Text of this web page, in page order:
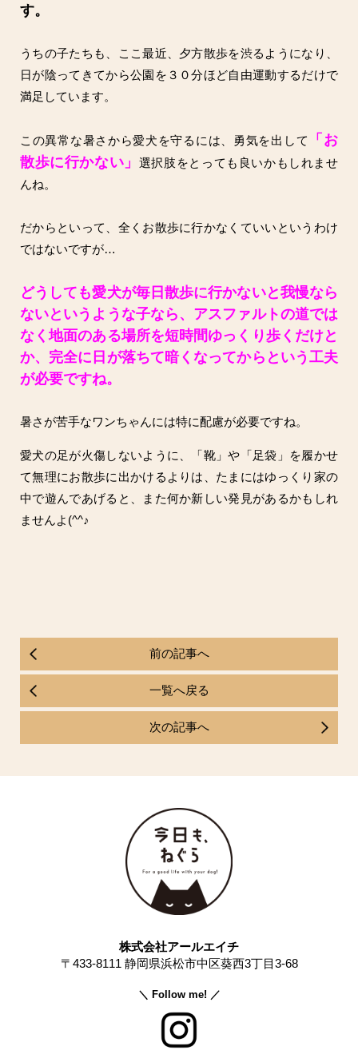
す。
うちの子たちも、ここ最近、夕方散歩を渋るようになり、
日が陰ってきてから公園を３０分ほど自由運動するだけで
満足しています。
この異常な暑さから愛犬を守るには、勇気を出して
「お
散歩に行かない」
選択肢をとっても良いかもしれませ
んね。
だからといって、全くお散歩に行かなくていいというわけ
ではないですが…
どうしても愛犬が毎日散歩に行かないと我慢なら
ないというような子なら、アスファルトの道では
なく地面のある場所を短時間ゆっくり歩くだけと
か、完全に日が落ちて暗くなってからという工夫
が必要ですね。
暑さが苦手なワンちゃんには特に配慮が必要ですね。
愛犬の足が火傷しないように、「靴」や「足袋」を履かせ
て無理にお散歩に出かけるよりは、たまにはゆっくり家の
中で遊んであげると、また何か新しい発見があるかもしれ
ませんよ(^^♪
前の記事へ
一覧へ戻る
次の記事へ
株式会社アールエイチ
〒433-8111 静岡県浜松市中区葵西3丁目3-68
＼ Follow me! ／